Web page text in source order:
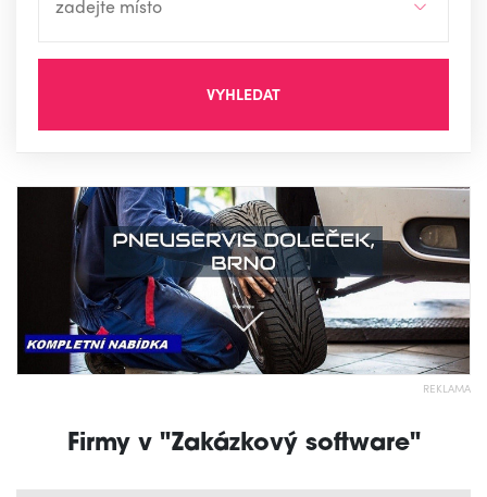
VYHLEDAT
REKLAMA
Firmy v "Zakázkový software"